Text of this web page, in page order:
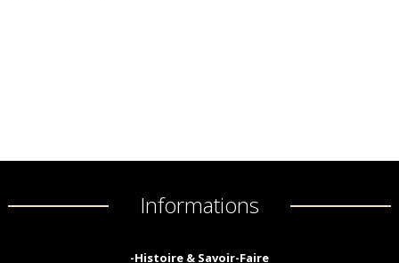
Informations
-Histoire & Savoir-Faire